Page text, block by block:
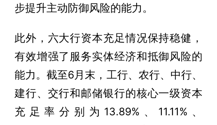
步提升主动防御风险的能力。
此外，六大行资本充足情况保持稳健，
有效增强了服务实体经济和抵御风险的
能力。截至6月末，工行、农行、中行、
建行、交行和邮储银行的核心一级资本
充足率分别为13.89%、11.11%、